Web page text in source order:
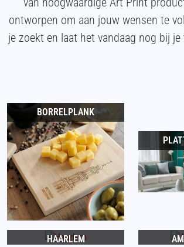
ontworpen om aan jouw wensen te
je zoekt en laat het vandaag nog bij
BORRELPLANK
HAARLEM